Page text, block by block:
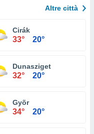
Altre città
Cirák
33° 20°
Dunasziget
32° 20°
Gyõr
34° 20°